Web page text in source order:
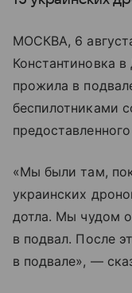
МОСКВА, 6
Константиновка
прожила в
беспилотниками
предоставленного
«Мы были там,
украинских
дотла. Мы чудом
в подвал. После
в подвале», —